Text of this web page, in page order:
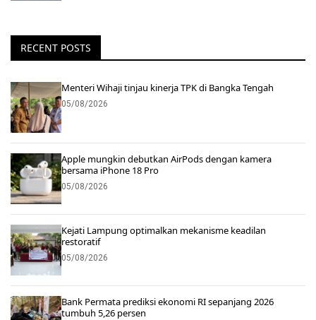
RECENT POSTS
Menteri Wihaji tinjau kinerja TPK di Bangka Tengah
05/08/2026
Apple mungkin debutkan AirPods dengan kamera
bersama iPhone 18 Pro
05/08/2026
Kejati Lampung optimalkan mekanisme keadilan
restoratif
05/08/2026
Bank Permata prediksi ekonomi RI sepanjang 2026
tumbuh 5,26 persen